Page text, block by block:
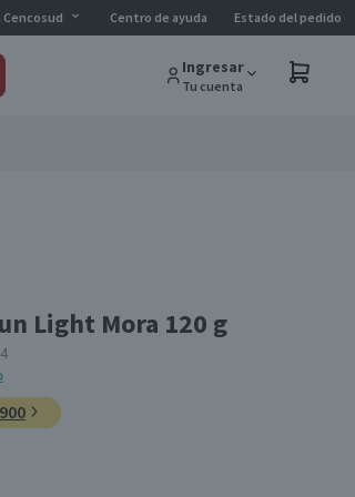
Centro de ayuda Estado del pedido
Ingresar
Tu cuenta
Light Mora 120 g